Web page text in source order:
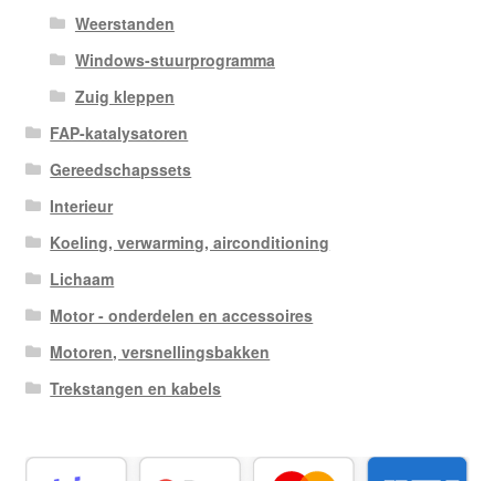
Weerstanden
Windows-stuurprogramma
Zuig kleppen
FAP-katalysatoren
Gereedschapssets
Interieur
Koeling, verwarming, airconditioning
Lichaam
Motor - onderdelen en accessoires
Motoren, versnellingsbakken
Trekstangen en kabels